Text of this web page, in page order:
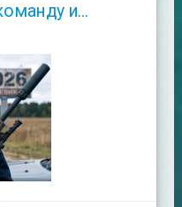
и...